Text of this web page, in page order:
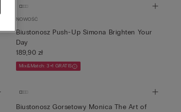
NOWOŚĆ
Biustonosz Push-Up Simona Brighten Your
Day
189,90 zł
Mix&Match: 3+1 GRATIS
Biustonosz Gorsetowy Monica The Art of